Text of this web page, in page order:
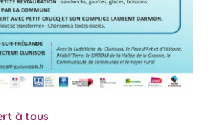
à tous